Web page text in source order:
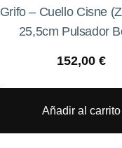
Grifo – Cuello Cisne
25,5cm Pulsador
152,00€
Añadir al carrito